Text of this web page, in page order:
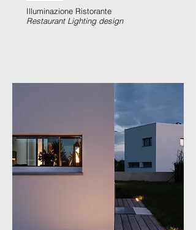
Illuminazione Ristorante
Restaurant Lighting design